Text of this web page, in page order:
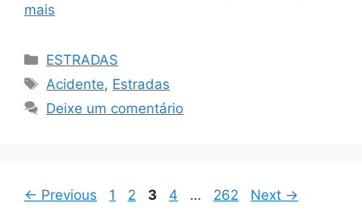
mais
Categorias
ESTRADAS
Tags
Acidente, Estradas
Deixe um comentário
← Previous Page
1 Page
2 Page
3 Page
4 … Page
262 Next →